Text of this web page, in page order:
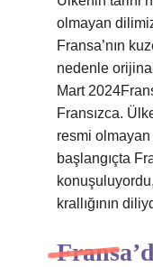
olmayan
Fransa’nın
nedenle
Mart
Fransızca.
resmi olmayan
başlangıçta
krallığının